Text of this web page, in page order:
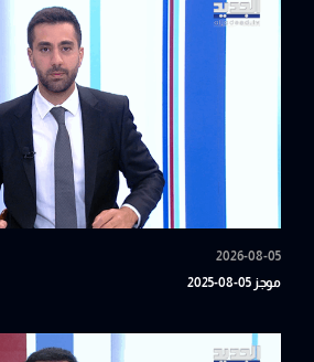
2026-08-05
موجز 05-08-2025